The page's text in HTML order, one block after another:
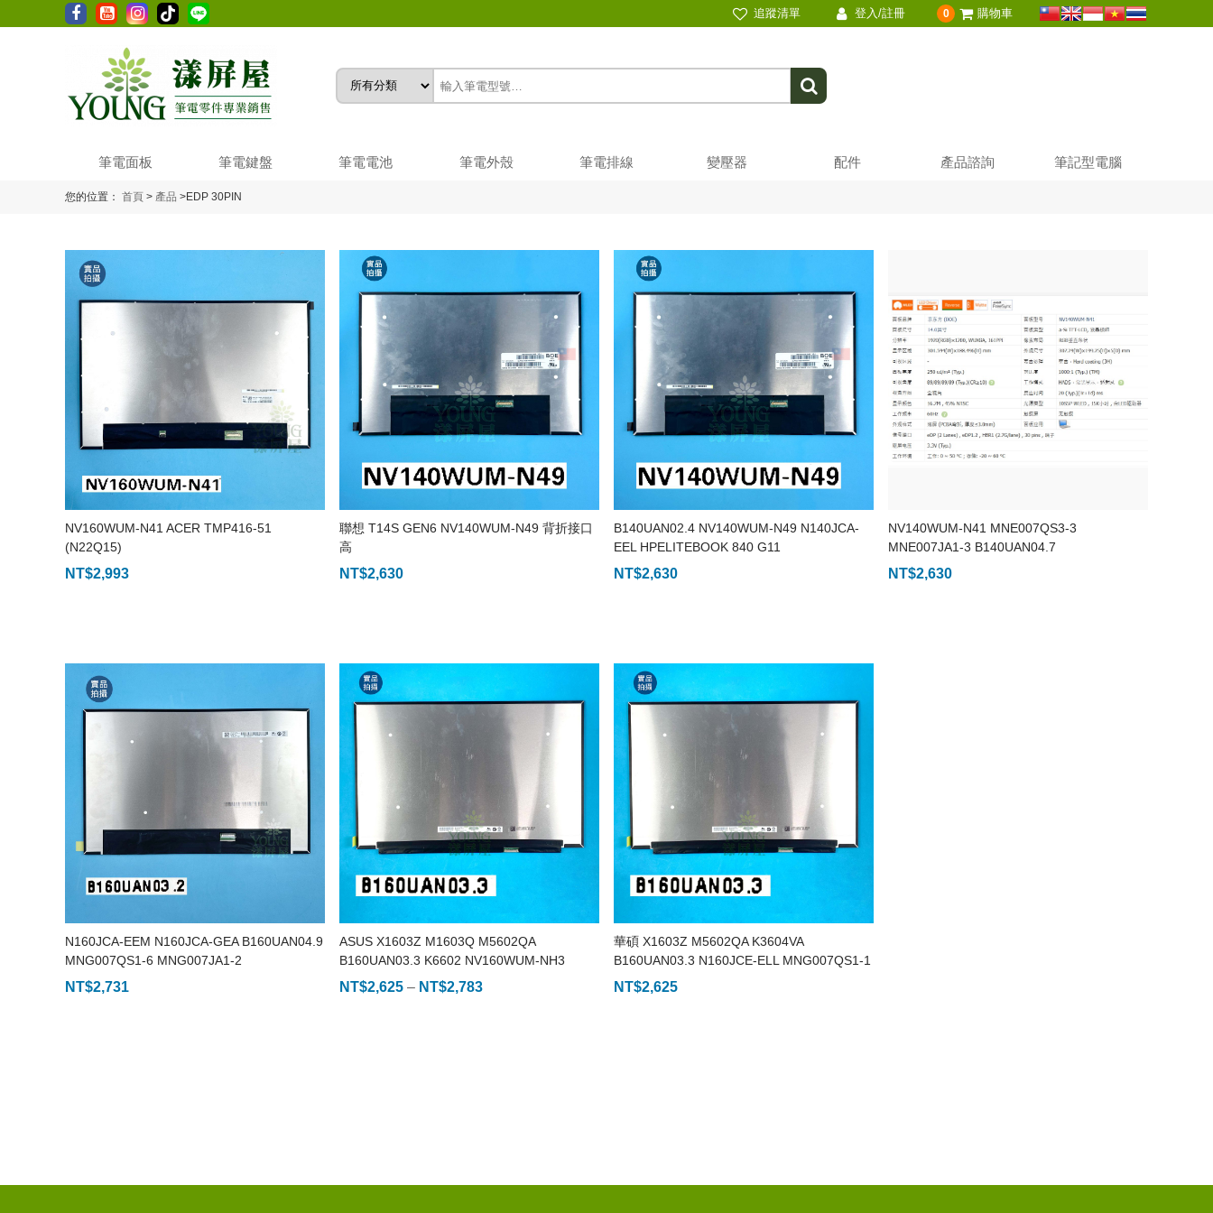
追蹤清單 登入/註冊 0 購物車
筆電面板 筆電鍵盤 筆電電池 筆電外殼 筆電排線 變壓器 配件 產品諮詢 筆記型電腦
您的位置： 首頁 > 產品 >EDP 30PIN
NV160WUM-N41 ACER TMP416-51
(N22Q15)
NT$2,993
聯想 T14S GEN6 NV140WUM-N49 背折接口
高
NT$2,630
B140UAN02.4 NV140WUM-N49 N140JCA-
EEL HPELITEBOOK 840 G11
NT$2,630
NV140WUM-N41 MNE007QS3-3
MNE007JA1-3 B140UAN04.7
NT$2,630
N160JCA-EEM N160JCA-GEA B160UAN04.9
MNG007QS1-6 MNG007JA1-2
B160UAN06.N NV160WUM-N4E
NT$2,731
ASUS X1603Z M1603Q M5602QA
B160UAN03.3 K6602 NV160WUM-NH3
NT$2,625 – NT$2,783價
華碩 X1603Z M5602QA K3604VA
B160UAN03.3 N160JCE-ELL MNG007QS1-1
NT$2,625